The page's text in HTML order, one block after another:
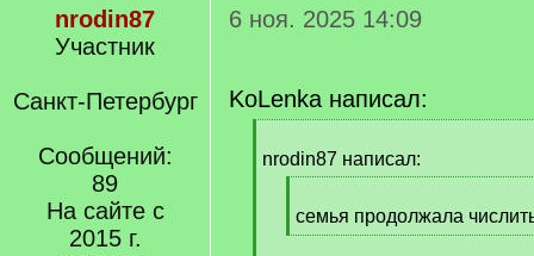
nrodin87
Участник
Санкт-Петербург
Сообщений:
89
На сайте с
2015 г.
6 ноя. 2025 14:09
KoLenka написал:
q
nrodin87 написал:
q
]
семья продолжала
[